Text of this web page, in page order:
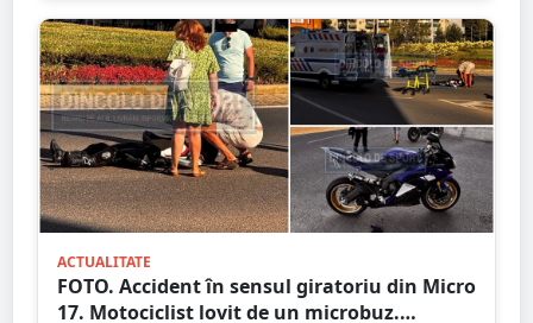
ACTUALITATE
FOTO. Accident în sensul giratoriu din Micro
17. Motociclist lovit de un microbuz.